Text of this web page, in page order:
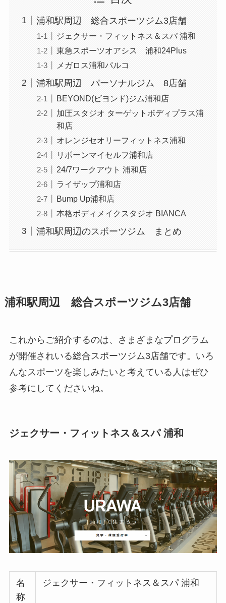
浦和駅周辺 総合スポーツジム3店舗
ジェクサー・フィットネス＆スパ 浦和
東急スポーツオアシス 浦和24Plus
メガロス浦和パルコ
浦和駅周辺 パーソナルジム 8店舗
BEYOND(ビヨンド)ジム浦和店
加圧スタジオ ターゲットボディプラス浦
和店
オレンジセオリーフィットネス浦和
リボーンマイセルフ浦和店
24/7ワークアウト 浦和店
ライザップ浦和店
Bump Up浦和店
本格ボディメイクスタジオ BIANCA
浦和駅周辺のスポーツジム まとめ
浦和駅周辺 総合スポーツジム3店舗
これからご紹介するのは、さまざまなプログラム
が開催されいる総合スポーツジム3店舗です。いろ
んなスポーツを楽しみたいと考えている人はぜひ
参考にしてくださいね。
ジェクサー・フィットネス＆スパ 浦和
名
称
ジェクサー・フィットネス＆スパ 浦和